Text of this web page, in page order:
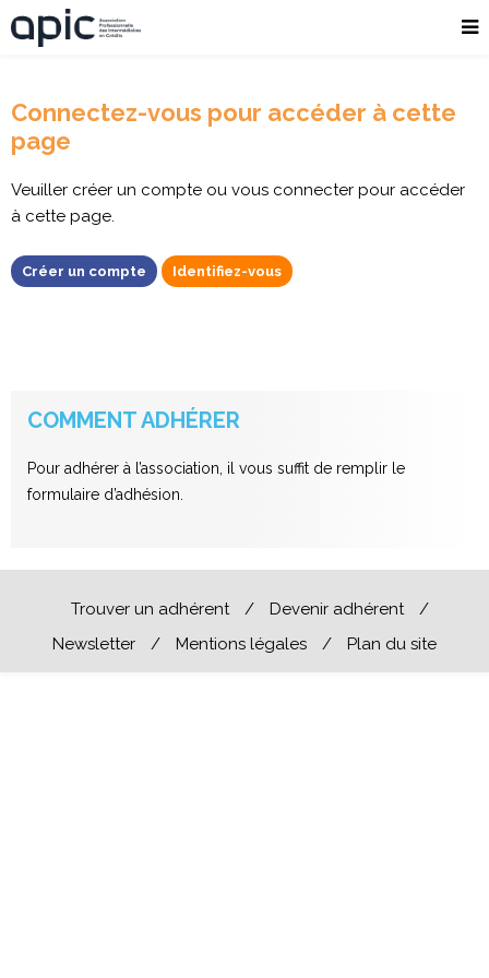
Connectez-vous pour accéder à cette
page
Veuiller créer un compte ou vous connecter pour accéder
à cette page.
Créer un compte Identifiez-vous
COMMENT ADHÉRER
Pour adhérer à l’association, il vous suffit de remplir le
formulaire d’adhésion.
Trouver un adhérent / Devenir adhérent
/
Newsletter
/ Mentions légales / Plan du site